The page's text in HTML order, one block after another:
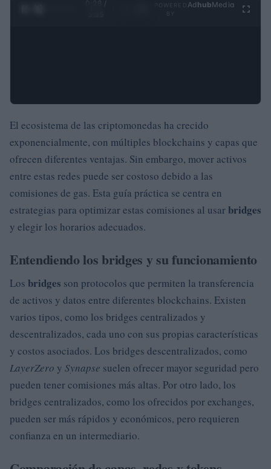
0:29 /
Ad hubMedia
El ecosistema de las criptomonedas ha crecido
exponencialmente, con múltiples blockchains y capas que
ofrecen diferentes ventajas. Sin embargo, mover activos
entre estas redes puede ser costoso debido a las
comisiones de gas. Esta guía práctica se centra en
estrategias para optimizar estas comisiones al usarbridges
y elegir los horarios adecuados.
Entendiendo los bridges y su funcionamiento
Los bridges son protocolos que permiten la transferencia
de activos y datos entre diferentes blockchains. Existen
varios tipos, como los bridges centralizados y
descentralizados, cada uno con sus propias características
y costos asociados. Los bridges descentralizados, como
LayerZero y Synapse suelen ofrecer mayor seguridad pero
pueden tener comisiones más altas. Por otro lado, los
bridges centralizados, como los ofrecidos por exchanges,
pueden ser más rápidos y económicos, pero requieren
confianza en un intermediario.